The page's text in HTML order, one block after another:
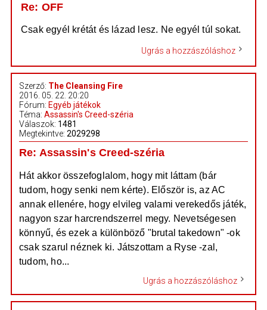
Re: OFF
Csak egyél krétát és lázad lesz. Ne egyél túl sokat.
Ugrás a hozzászóláshoz
Szerző: The Cleansing Fire
2016. 05. 22. 20:20
Fórum: Egyéb játékok
Téma: Assassin's Creed-széria
Válaszok: 1481
Megtekintve: 2029298
Re: Assassin's Creed-széria
Hát akkor összefoglalom, hogy mit láttam (bár
tudom, hogy senki nem kérte). Először is, az AC
annak ellenére, hogy elvileg valami verekedős játék,
nagyon szar harcrendszerrel megy. Nevetségesen
könnyű, és ezek a különböző "brutal takedown" -ok
csak szarul néznek ki. Játszottam a Ryse -zal,
tudom, ho...
Ugrás a hozzászóláshoz